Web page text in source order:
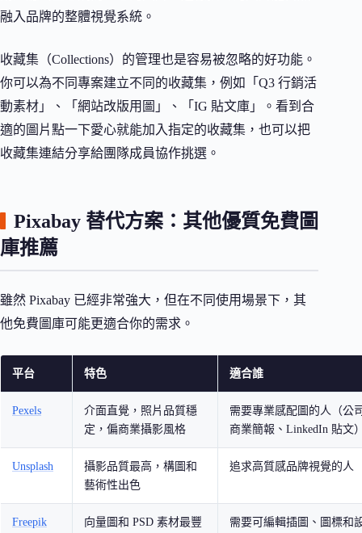
融入品牌的整體視覺系統。
收藏集（Collections）的管理也是容易被忽略的好功能。
你可以為不同專案建立不同的收藏集，例如「Q3 行銷活
動素材」、「網站改版用圖」、「IG 貼文庫」。看到合
適的圖片點一下愛心就能加入指定的收藏集，也可以把
收藏集連結分享給團隊成員協作挑選。
Pixabay 替代方案：其他優質免費圖
庫推薦
雖然 Pixabay 已經非常強大，但在不同使用場景下，其
他免費圖庫可能更適合你的需求。
平台 特色 適合誰
Pexels
介面直覺，照片品質穩
定，偏商業攝影風格
需要專業感配圖的人（公
商業簡報、LinkedIn 貼文
Unsplash
攝影品質最高，構圖和
藝術性出色
追求高質感品牌視覺的人
Freepik
向量圖和 PSD 素材最豐
需要可編輯插圖、圖標和